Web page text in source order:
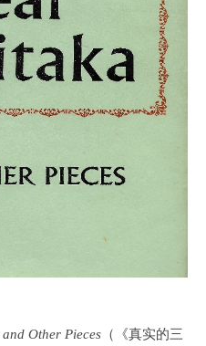
Other Pieces（《真实的三